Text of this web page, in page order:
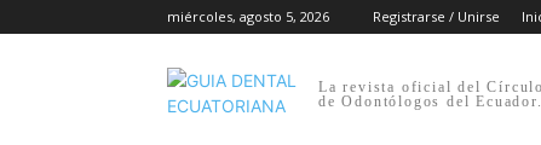
miércoles, agosto 5, 2026 Registrarse / Unirse
La revista oficial del Círculo
de Odontólogos del Ecuador.